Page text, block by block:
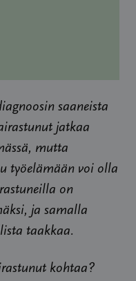
saaneista
jatkaa
mutta
työelämään voi olla
on
ja samalla
taakkaa.
kohtaa?